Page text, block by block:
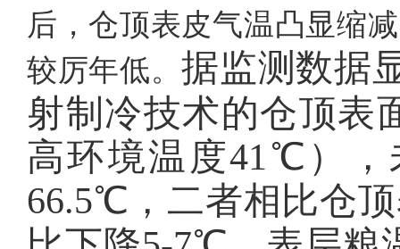
后，仓顶表皮气温凸显缩
较厉年低。据监测数据
射制冷技术的仓顶表
高环境温度41℃），
66.5℃，二者相比仓